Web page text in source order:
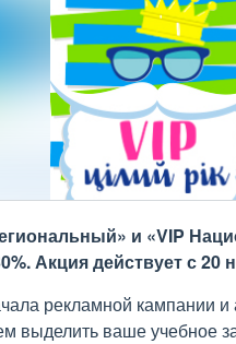
и «VIP
Акция действует с 20
рекламной кампании и
выделить ваше учебное